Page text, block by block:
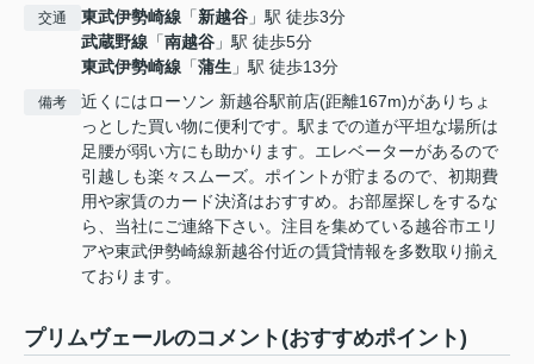
交通 東武伊勢崎線 「新越谷 」駅 徒歩3分
武蔵野線 「南越谷 」駅 徒歩5分
東武伊勢崎線 「蒲生 」駅 徒歩13分
備考
近くにはローソン 新越谷駅前店(距離167m)がありちょ
っとした買い物に便利です。駅までの道が平坦な場所は
足腰が弱い方にも助かります。エレベーターがあるので
引越しも楽々スムーズ。ポイントが貯まるので、初期費
用や家賃のカード決済はおすすめ。お部屋探しをするな
ら、当社にご連絡下さい。注目を集めている越谷市エリ
アや東武伊勢崎線新越谷付近の賃貸情報を多数取り揃え
ております。
プリムヴェールのコメント(おすすめポイント)